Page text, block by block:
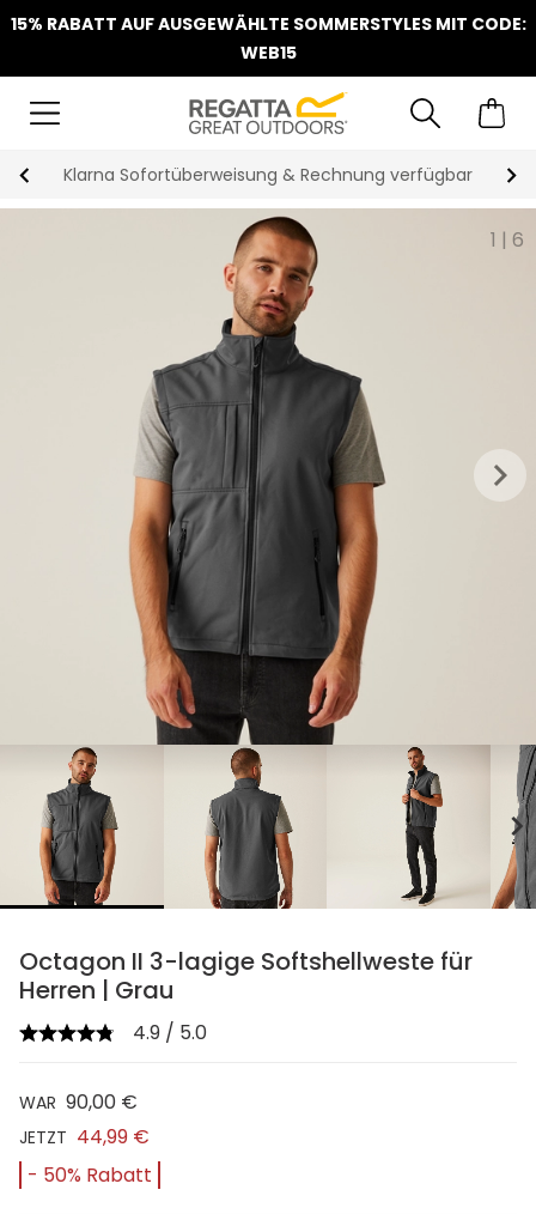
15% RABATT AUF AUSGEWÄHLTE SOMMERSTYLES MIT CODE:
WEB15
Klarna Sofortüberweisung & Rechnung verfügbar
1 | 6
keyboard_arrow_right
chevron_right
Octagon II 3-lagige Softshellweste für
Herren | Grau
4.9 / 5.0
WAR 90,00 €
JETZT 44,99 €
- 50% Rabatt